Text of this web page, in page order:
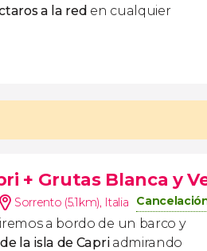
a la red en cualquier
+ Grutas Blanca y
Sorrento (5.1km), Italia
a bordo de un barco y
la isla de Capriadmirando